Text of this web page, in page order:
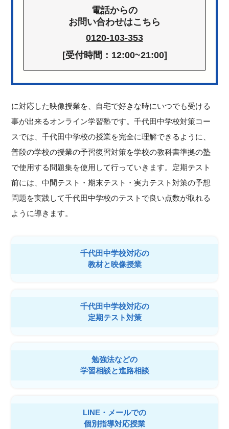
電話からの
お問い合わせはこちら
0120-103-353
[受付時間：12:00~21:00]
に対応した映像授業を、自宅で好きな時にいつでも受ける
事が出来るオンライン学習塾です。千代田中学校対策コー
スでは、千代田中学校の授業を完全に理解できるように、
普段の学校の授業の予習復習対策を学校の教科書準拠の塾
で使用する問題集を使用して行っていきます。定期テスト
前には、中間テスト・期末テスト・実力テスト対策の予想
問題を実践して千代田中学校のテストで良い点数が取れる
ように導きます。
千代田中学校対応の
教材と映像授業
千代田中学校対応の
定期テスト対策
勉強法などの
学習相談と進路相談
LINE・メールでの
個別指導対応授業